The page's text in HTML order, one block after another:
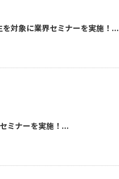
対象に業界セミナーを実施！...
ミナーを実施！...